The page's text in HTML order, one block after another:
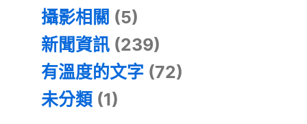
攝影相關 (5)
新聞資訊 (239)
有溫度的文字 (72)
未分類 (1)